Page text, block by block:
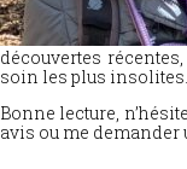
découvertes
soin les plus insolites.
Bonne lecture,
avis ou me demander